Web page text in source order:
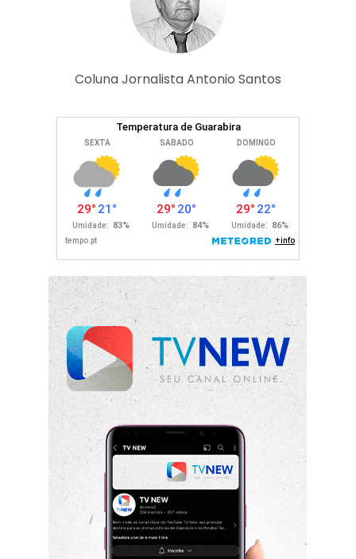
Coluna Jornalista Antonio Santos